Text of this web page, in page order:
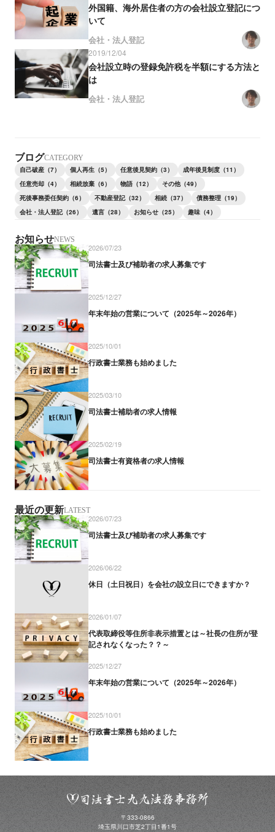
外国籍、海外居住者の方の会社設立登記につ
いて
会社・法人登記
2019/12/04
会社設立時の登録免許税を半額にする方法と
は
会社・法人登記
ブログCATEGORY
自己破産（7）
個人再生（5） 任意後見契約（3）
成年後見制度（11）
任意売却（4）
相続放棄（6） 物語（12）
その他（49）
死後事務委任契約（6）
不動産登記（32） 相続（37）
債務整理（19）
会社・法人登記（26）
遺言（28） お知らせ（25） 趣味（4）
お知らせNEWS
2026/07/23
司法書士及び補助者の求人募集です
2025/12/27
年末年始の営業について（2025年～2026年）
2025/10/01
行政書士業務も始めました
2025/03/10
司法書士補助者の求人情報
2025/02/19
司法書士有資格者の求人情報
最近の更新LATEST
2026/07/23
司法書士及び補助者の求人募集です
2026/06/22
休日（土日祝日）を会社の設立日にできますか？
2026/01/07
代表取締役等住所非表示措置とは～社長の住所が登
記されなくなった？？～
2025/12/27
年末年始の営業について（2025年～2026年）
2025/10/01
行政書士業務も始めました
〒333-0866
埼玉県川口市芝2丁目1番1号